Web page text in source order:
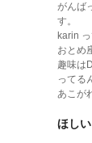
がんば
す。
karin
おとめ
趣味は
ってる
あこが
ほし